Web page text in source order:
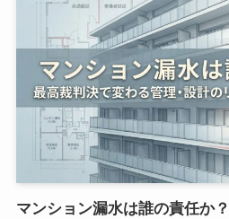
マンション漏水は誰の責任か